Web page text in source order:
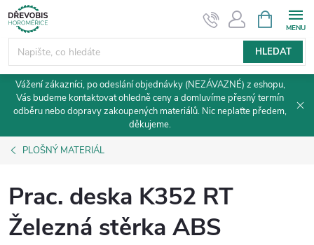
Přejít
na
obsah
HLEDAT
NÁKUPNÍ
KOŠÍK
Vážení zákazníci, po odeslání objednávky (NEZÁVAZNÉ) z eshopu,
Vás budeme kontaktovat ohledně ceny a domluvíme přesný termín
odběru nebo dopravy zakoupených materiálů. Nic neplaťte předem,
děkujeme.
PLOŠNÝ MATERIÁL
Prac. deska K352 RT
Železná stěrka ABS